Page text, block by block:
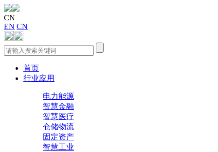
CN
EN CN
首页
行业应用
电力能源
智慧金融
智慧医疗
仓储物流
固定资产
智慧工业